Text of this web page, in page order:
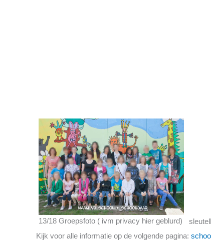
13/18 Groepsfoto ( ivm privacy hier geblurd)
Kijk voor alle informatie op de volgende pagina: